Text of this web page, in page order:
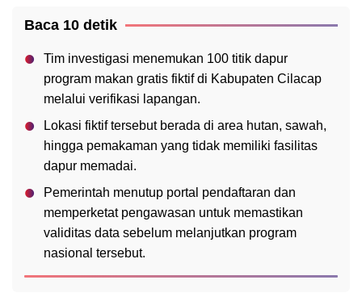
Baca 10 detik
Tim investigasi menemukan 100 titik dapur
program makan gratis fiktif di Kabupaten Cilacap
melalui verifikasi lapangan.
Lokasi fiktif tersebut berada di area hutan, sawah,
hingga pemakaman yang tidak memiliki fasilitas
dapur memadai.
Pemerintah menutup portal pendaftaran dan
memperketat pengawasan untuk memastikan
validitas data sebelum melanjutkan program
nasional tersebut.